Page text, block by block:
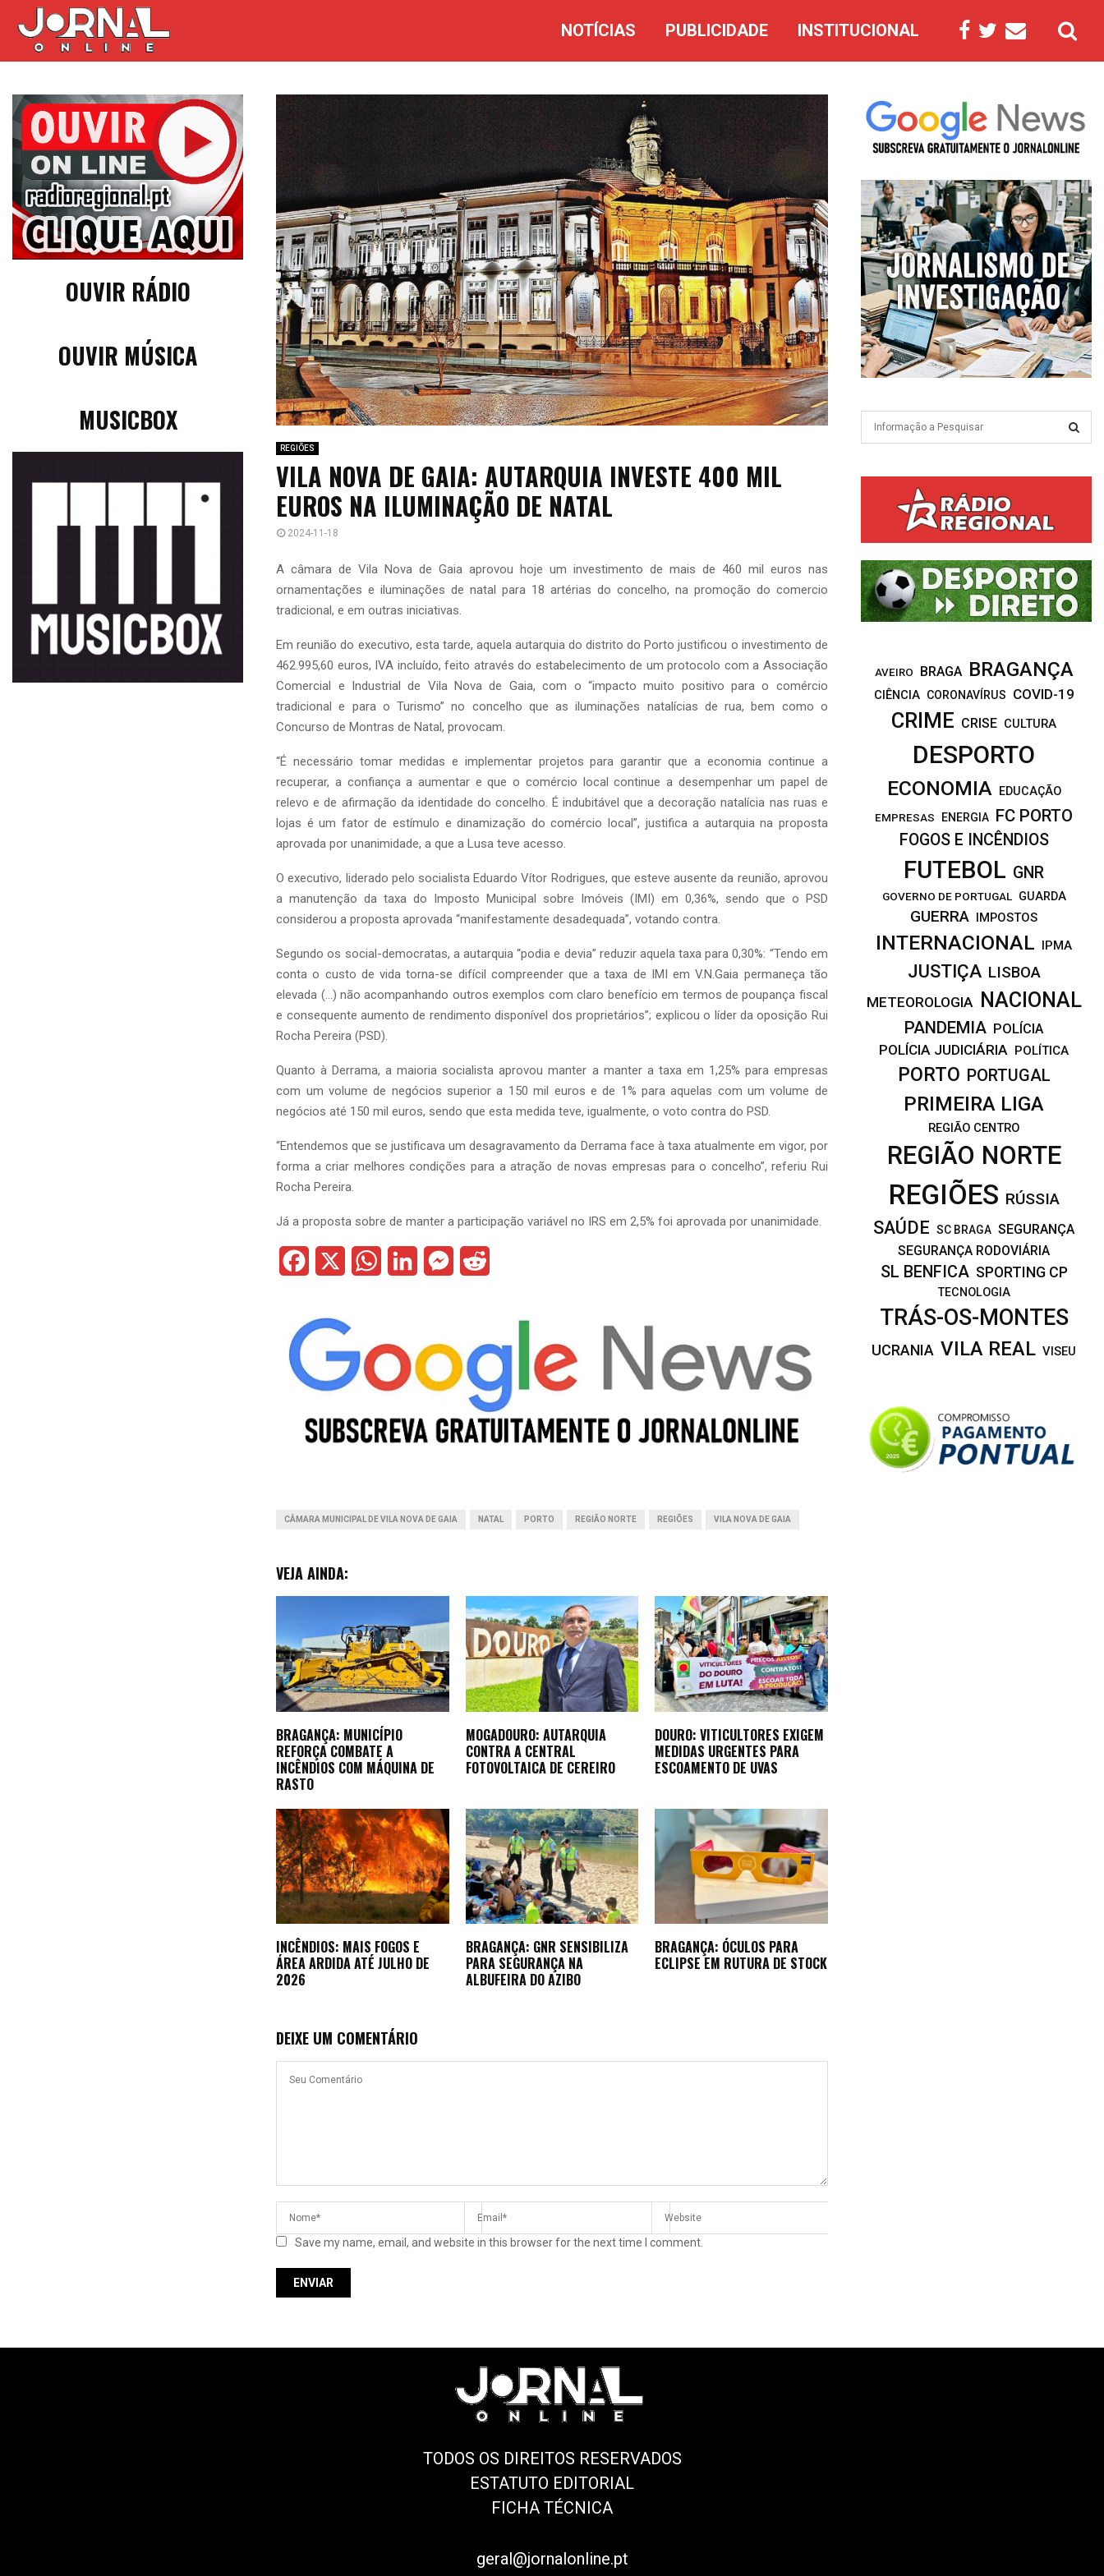
NOTÍCIAS PUBLICIDADE INSTITUCIONAL
REGIÕES
VILA NOVA DE GAIA: AUTARQUIA INVESTE 400 MIL
EUROS NA ILUMINAÇÃO DE NATAL
2024-11-18
A câmara de Vila Nova de Gaia aprovou hoje um investimento de mais de 460 mil euros nas
ornamentações e iluminações de natal para 18 artérias do concelho, na promoção do comercio
tradicional, e em outras iniciativas.
Em reunião do executivo, esta tarde, aquela autarquia do distrito do Porto justificou o investimento de
462.995,60 euros, IVA incluído, feito através do estabelecimento de um protocolo com a Associação
Comercial e Industrial de Vila Nova de Gaia, com o “impacto muito positivo para o comércio
tradicional e para o Turismo” no concelho que as iluminações natalícias de rua, bem como o
Concurso de Montras de Natal, provocam.
“É necessário tomar medidas e implementar projetos para garantir que a economia continue a
recuperar, a confiança a aumentar e que o comércio local continue a desempenhar um papel de
relevo e de afirmação da identidade do concelho. É indubitável que a decoração natalícia nas ruas e
lojas é um fator de estímulo e dinamização do comércio local”, justifica a autarquia na proposta
aprovada por unanimidade, a que a Lusa teve acesso.
O executivo, liderado pelo socialista Eduardo Vítor Rodrigues, que esteve ausente da reunião, aprovou
a manutenção da taxa do Imposto Municipal sobre Imóveis (IMI) em 0,36%, sendo que o PSD
considerou a proposta aprovada “manifestamente desadequada”, votando contra.
Segundo os social-democratas, a autarquia “podia e devia” reduzir aquela taxa para 0,30%: “Tendo em
conta o custo de vida torna-se difícil compreender que a taxa de IMI em V.N.Gaia permaneça tão
elevada (…) não acompanhando outros exemplos com claro benefício em termos de poupança fiscal
e consequente aumento de rendimento disponível dos proprietários”; explicou o líder da oposição Rui
Rocha Pereira (PSD).
Quanto à Derrama, a maioria socialista aprovou manter a manter a taxa em 1,25% para empresas
com um volume de negócios superior a 150 mil euros e de 1% para aquelas com um volume de
negócios até 150 mil euros, sendo que esta medida teve, igualmente, o voto contra do PSD.
“Entendemos que se justificava um desagravamento da Derrama face à taxa atualmente em vigor, por
forma a criar melhores condições para a atração de novas empresas para o concelho”, referiu Rui
Rocha Pereira.
Já a proposta sobre de manter a participação variável no IRS em 2,5% foi aprovada por unanimidade.
c
b
o
W
t
s
p
k
e
I
M
s
e
g
d
i
t
CÂMARA MUNICIPAL DE VILA NOVA DE GAIA NATAL PORTO REGIÃO NORTE REGIÕES VILA NOVA DE GAIA
VEJA AINDA:
BRAGANÇA: MUNICÍPIO
REFORÇA COMBATE A
INCÊNDIOS COM MÁQUINA DE
RASTO
MOGADOURO: AUTARQUIA
CONTRA A CENTRAL
FOTOVOLTAICA DE CEREIRO
DOURO: VITICULTORES EXIGEM
MEDIDAS URGENTES PARA
ESCOAMENTO DE UVAS
INCÊNDIOS: MAIS FOGOS E
ÁREA ARDIDA ATÉ JULHO DE
2026
BRAGANÇA: GNR SENSIBILIZA
PARA SEGURANÇA NA
ALBUFEIRA DO AZIBO
BRAGANÇA: ÓCULOS PARA
ECLIPSE EM RUTURA DE STOCK
DEIXE UM COMENTÁRIO
Save my name, email, and website in this browser for the next time I comment.
OUVIR RÁDIO
OUVIR MÚSICA
MUSICBOX
o
r
:
R
C
H
AVEIRO BRAGA BRAGANÇA
CIÊNCIA CORONAVÍRUS COVID-19
CRIME CRISE CULTURA
DESPORTO
ECONOMIA
EDUCAÇÃO
EMPRESAS
ENERGIA FC PORTO
FOGOS E INCÊNDIOS
FUTEBOL GNR
GOVERNO DE PORTUGAL GUARDA
GUERRA IMPOSTOS
INTERNACIONAL IPMA
JUSTIÇA LISBOA
METEOROLOGIA NACIONAL
PANDEMIA POLÍCIA
POLÍCIA JUDICIÁRIA POLÍTICA
PORTO PORTUGAL
PRIMEIRA LIGA
REGIÃO CENTRO
REGIÃO NORTE
REGIÕES RÚSSIA
SAÚDE SC BRAGA SEGURANÇA
SEGURANÇA RODOVIÁRIA
SL BENFICA SPORTING CP
TECNOLOGIA
TRÁS-OS-MONTES
UCRANIA VILA REAL VISEU
TODOS OS DIREITOS RESERVADOS
ESTATUTO EDITORIAL
FICHA TÉCNICA
geral@jornalonline.pt